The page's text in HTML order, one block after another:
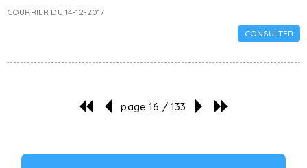
COURRIER DU 14-12-2017
CONSULTER
page 16 / 133